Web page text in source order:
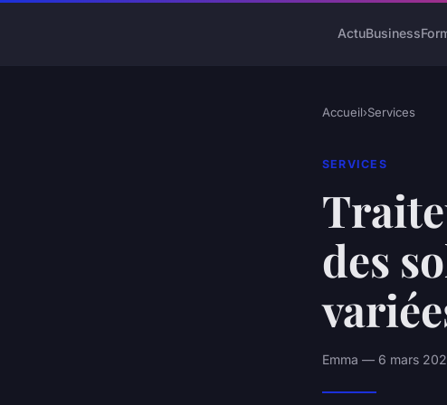
ActuBusiness
Accueil›Services
SERVICES
des
Emma — 6 mars